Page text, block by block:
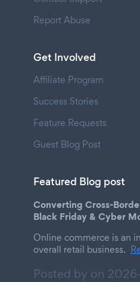
Report Abuse
Get Involved
Affiliate Program
Success Stories
Feature Requests
Guest Blog Post
Featured Blog post
Converting Cross-
Black Friday & Cyber
Online commerce is an
overall retail business.
Posted by on